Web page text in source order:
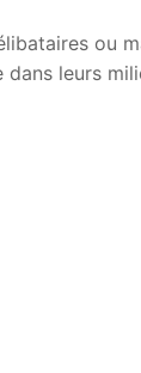
ou
leurs